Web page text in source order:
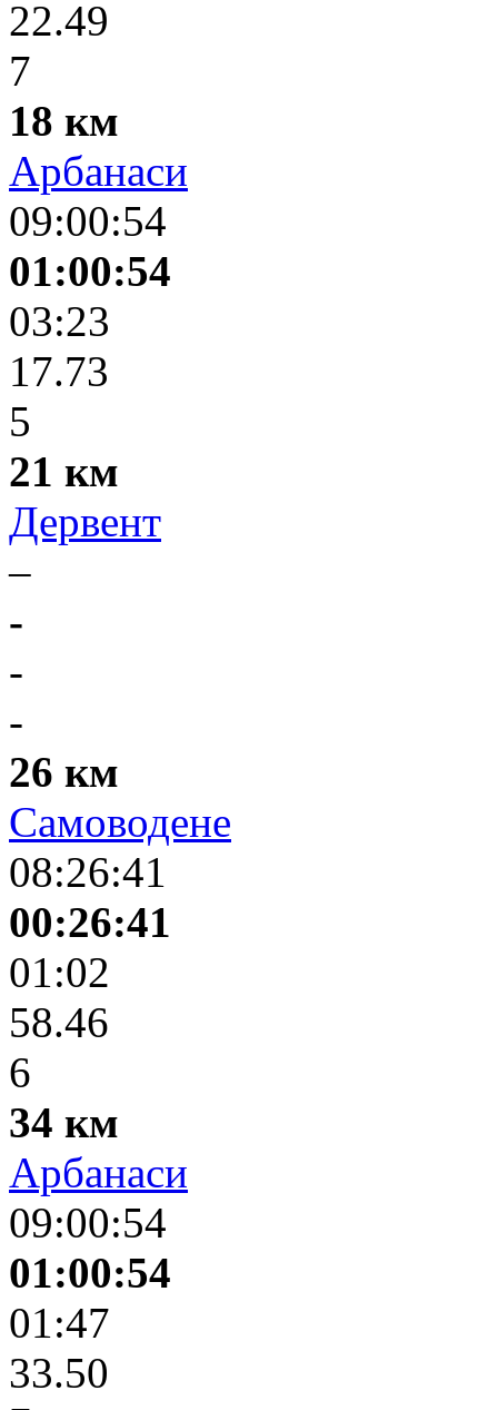
22.49
7
18 км
Арбанаси
09:00:54
01:00:54
03:23
17.73
5
21 км
Дервент
–
-
-
-
26 км
Самоводене
08:26:41
00:26:41
01:02
58.46
6
34 км
Арбанаси
09:00:54
01:00:54
01:47
33.50